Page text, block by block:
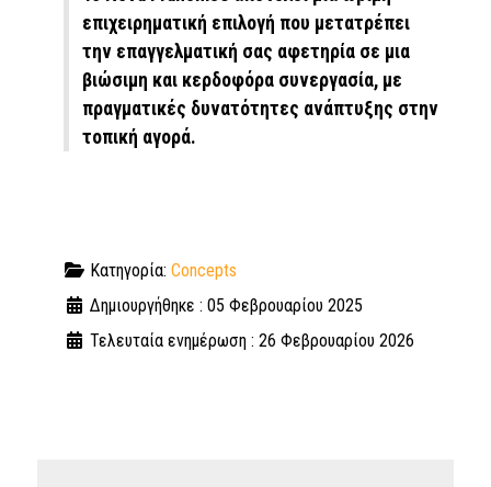
επιχειρηματική επιλογή που μετατρέπει
την επαγγελματική σας αφετηρία σε μια
βιώσιμη και κερδοφόρα συνεργασία, με
πραγματικές δυνατότητες ανάπτυξης στην
τοπική αγορά.
Κατηγορία: Concepts
Δημιουργήθηκε : 05 Φεβρουαρίου 2025
Τελευταία ενημέρωση : 26 Φεβρουαρίου 2026